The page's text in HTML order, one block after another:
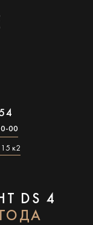
00
к2
DS 4